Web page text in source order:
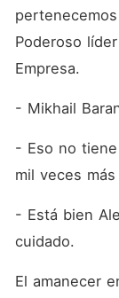
Poderoso
Empresa.
- Mikhail
- Eso no
mil veces
- Está bien
cuidado.
El amanecer